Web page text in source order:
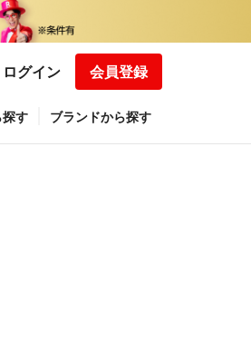
ログイン 会員登録
す ブランドから探す